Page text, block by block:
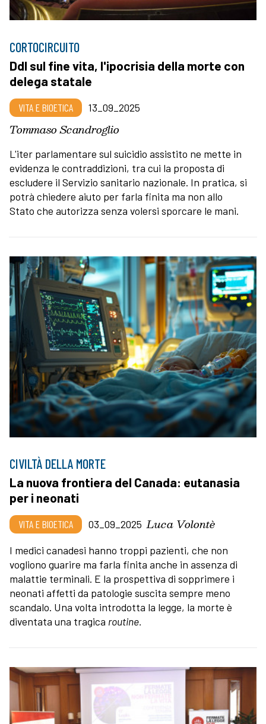
CORTOCIRCUITO
Ddl sul fine vita, l'ipocrisia della morte con
delega statale
VITA E BIOETICA 13_09_2025
Tommaso Scandroglio
L'iter parlamentare sul suicidio assistito ne mette in
evidenza le contraddizioni, tra cui la proposta di
escludere il Servizio sanitario nazionale. In pratica, si
potrà chiedere aiuto per farla finita ma non allo
Stato che autorizza senza volersi sporcare le mani.
CIVILTÀ DELLA MORTE
La nuova frontiera del Canada: eutanasia
per i neonati
VITA E BIOETICA 03_09_2025 Luca Volontè
I medici canadesi hanno troppi pazienti, che non
vogliono guarire ma farla finita anche in assenza di
malattie terminali. E la prospettiva di sopprimere i
neonati affetti da patologie suscita sempre meno
scandalo. Una volta introdotta la legge, la morte è
diventata una tragica routine.